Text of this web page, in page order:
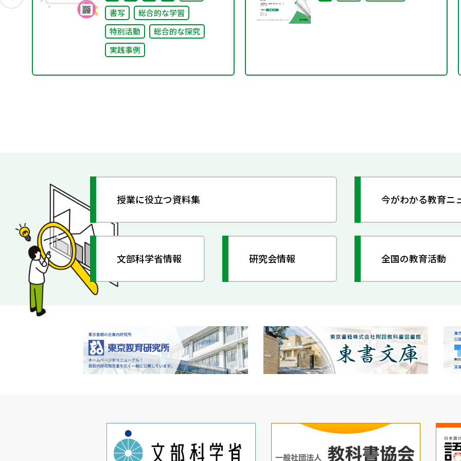
書写
総合的な学習
特別活動
総合的な探究
実践事例
授業に役立つ資料集 今がわかる教育ニ
文部科学省情報 研究会情報 全国の教育活動